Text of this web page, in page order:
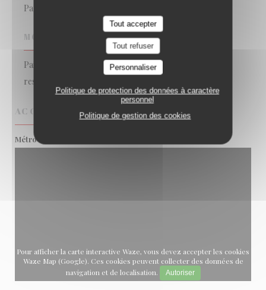
Tout accepter
Tout refuser
Personnaliser
Politique de protection des données à caractère
personnel
Politique de gestion des cookies
Parking, Soirée, Privatisation, Accès Wifi, Terrasse
MOYENS DE PAIEMENT
Paiement Sans Contact, Eurocard/Mastercard, Titres
restaurant, Espèces, Visa, Carte Bleue
ACCÈS
Métro
Pour afficher la carte interactive Waze, vous devez accepter les cookies
Waze Map (Google). Ces cookies peuvent collecter des données de
navigation et de localisation.
Autoriser